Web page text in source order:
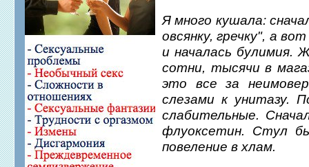
Я много кушала:
овсянку, гречку", а
и началась булимия.
сотни, тысячи в
это все за
слезами к унитазу.
слабительные.
флуоксетин. Стул
повеление в хлам.